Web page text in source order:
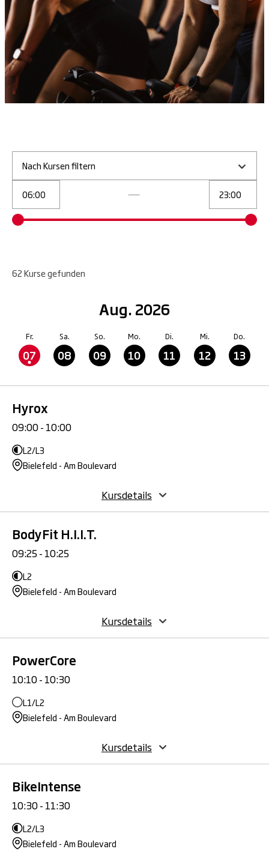
Nach Kursen filtern
62Kursegefunden
Aug. 2026
Fr.
07
Sa.
08
So.
09
Mo.
10
Di.
11
Mi.
12
Do.
13
Hyrox
09:00 - 10:00
L2/L3
Bielefeld - Am Boulevard
Kursdetails
BodyFit H.I.I.T.
09:25 - 10:25
L2
Bielefeld - Am Boulevard
Kursdetails
PowerCore
10:10 - 10:30
L1/L2
Bielefeld - Am Boulevard
Kursdetails
BikeIntense
10:30 - 11:30
L2/L3
Bielefeld - Am Boulevard